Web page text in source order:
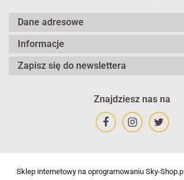
Dane adresowe
Informacje
Zapisz się do newslettera
Znajdziesz nas na
Sklep internetowy na oprogramowaniu Sky-Shop.pl